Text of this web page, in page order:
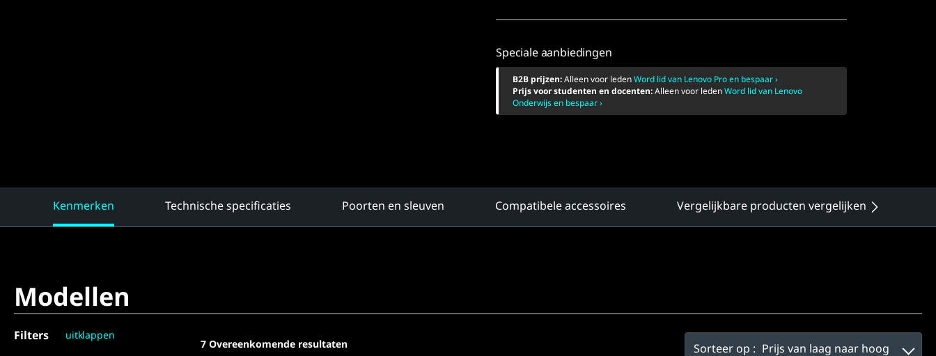
Speciale aanbiedingen
B2B prijzen:Alleen voor ledenWord lid van Lenovo Pro en bespaar ›
Prijs voor studenten en docenten:Alleen voor ledenWord lid van Lenovo
Onderwijs en bespaar ›
Kenmerken Technische specificaties Poorten en sleuven Compatibele accessoires Vergelijkbare producten vergelijken
Modellen
Filters uitklappen
7 Overeenkomende resultaten Sorteer op : Prijs van laag naar hoog